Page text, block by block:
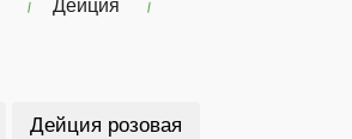
Дейция
Дейция розовая